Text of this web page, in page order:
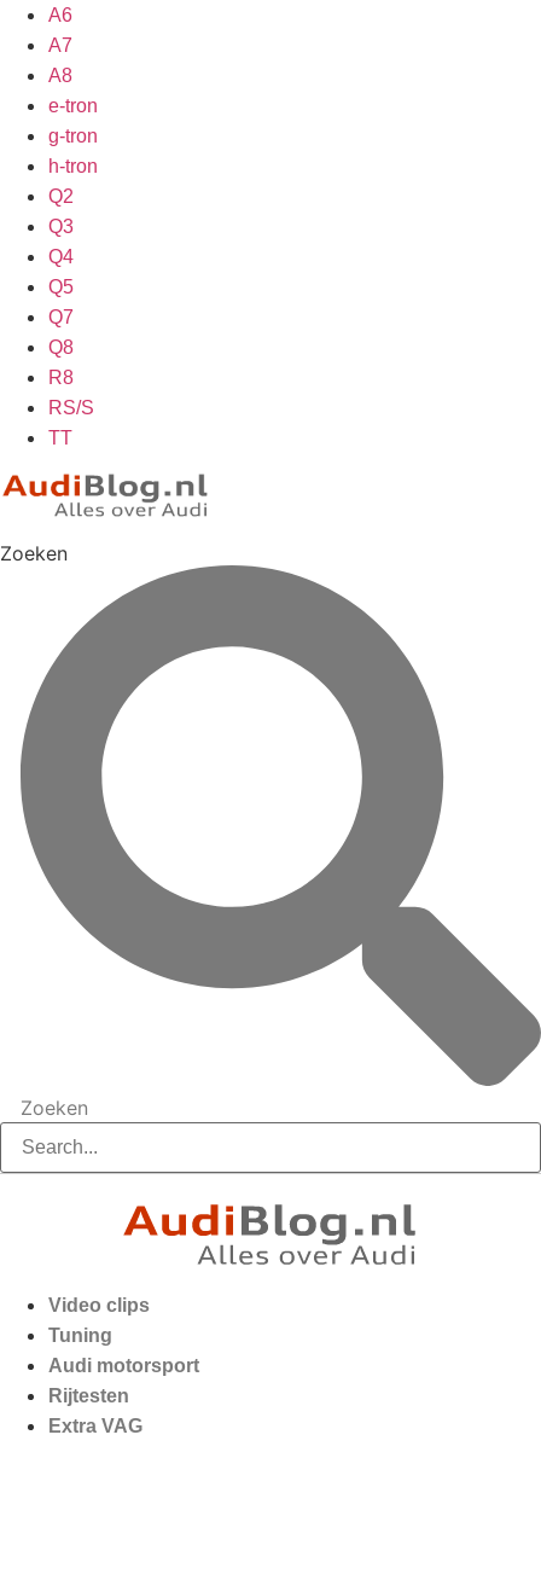
A6
A7
A8
e-tron
g-tron
h-tron
Q2
Q3
Q4
Q5
Q7
Q8
R8
RS/S
TT
Zoeken
Zoeken
Video clips
Tuning
Audi motorsport
Rijtesten
Extra VAG